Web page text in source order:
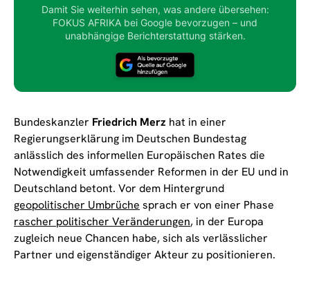
Damit Sie weiterhin sehen, was andere übersehen:
FOKUS AFRIKA bei Google bevorzugen – und
unabhängige Berichterstattung stärken.
Bundeskanzler Friedrich Merz hat in einer
Regierungserklärung im Deutschen Bundestag
anlässlich des informellen Europäischen Rates die
Notwendigkeit umfassender Reformen in der EU und in
Deutschland betont. Vor dem Hintergrund
geopolitischer Umbrüche sprach er von einer Phase
rascher politischer Veränderungen, in der Europa
zugleich neue Chancen habe, sich als verlässlicher
Partner und eigenständiger Akteur zu positionieren.